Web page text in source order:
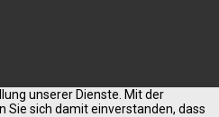
unserer Dienste. Mit der
Sie sich damit einverstanden, dass